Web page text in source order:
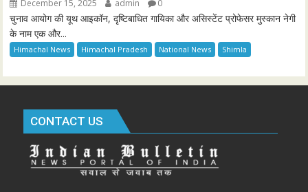
Indian Bulletin
(Unit Of V .R Media Venture Pvt. Ltd.)
main market
Chhotta Shimla
Shimla - 171001
Himachal Pradesh